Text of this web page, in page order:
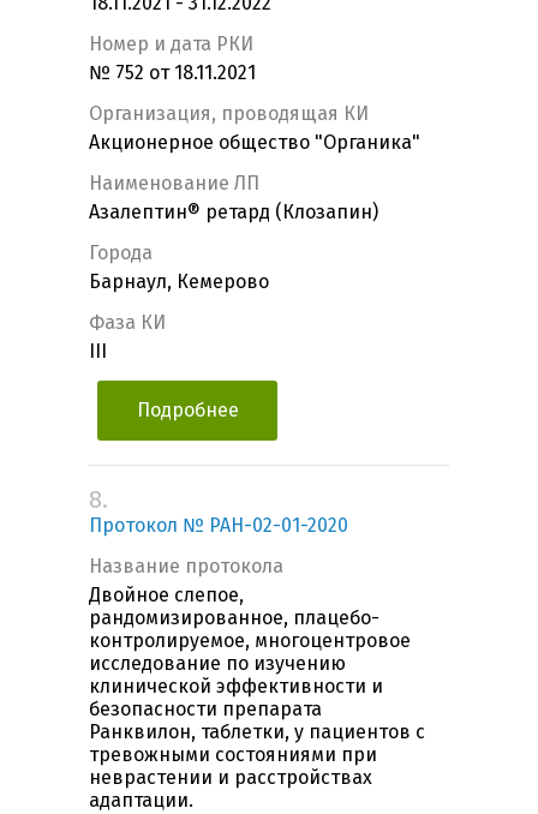
Номер и дата РКИ
№ 752 от 18.11.2021
Организация, проводящая КИ
Акционерное общество "Органика"
Наименование ЛП
Азалептин® ретард (Клозапин)
Города
Барнаул, Кемерово
Фаза КИ
Подробнее
8.
Протокол № РАН-02-01-2020
Название протокола
Двойное слепое,
рандомизированное, плацебо-
контролируемое, многоцентровое
исследование по изучению
клинической эффективности и
безопасности препарата
Ранквилон, таблетки, у пациентов с
тревожными состояниями при
неврастении и расстройствах
адаптации.